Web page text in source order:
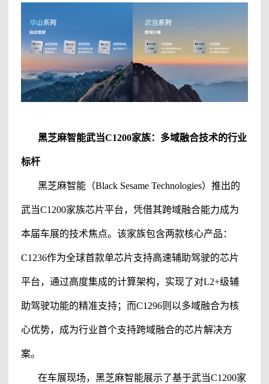
黑芝麻智能武当C1200家族：多域融合技术的行业
标杆
黑芝麻智能（Black Sesame Technologies） 推出的
武当C1200家族芯片平台，凭借其跨域融合能力成为
本届车展的技术焦点。该家族包含两款核心产品：
C1236作为全球首款单芯片支持高速辅助驾驶的芯片
平台，通过高度集成的计算架构，实现了对L2+级辅
助驾驶功能的精准支持；而C1296则以多域融合为核
心优势，成为行业首个支持跨域融合的芯片解决方
案。
在车展现场， 黑芝麻智能展示了基于武当C1200家